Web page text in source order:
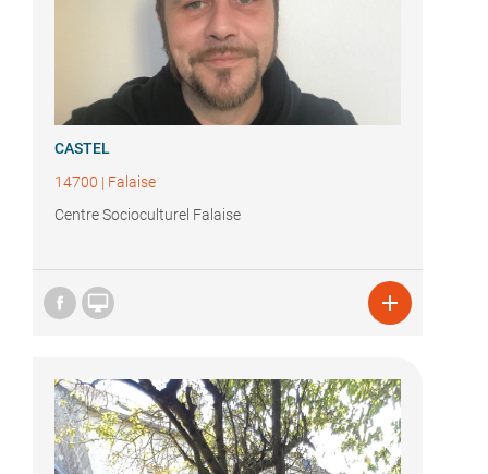
CASTEL
14700 | Falaise
Centre Socioculturel Falaise
 